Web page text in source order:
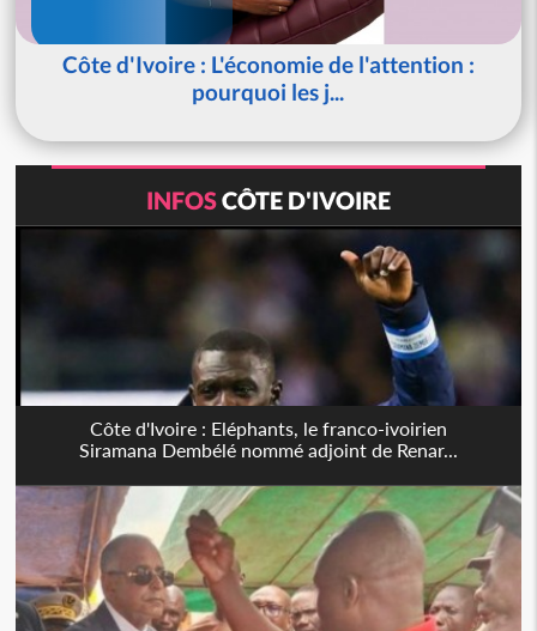
Côte d'Ivoire : L'économie de l'attention :
pourquoi les j...
INFOSCÔTE D'IVOIRE
Côte d'Ivoire : Eléphants, le franco-ivoirien
Siramana Dembélé nommé adjoint de Renar...